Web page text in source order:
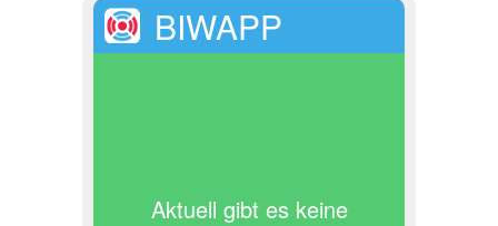
BIWAPP
Aktuell gibt es keine